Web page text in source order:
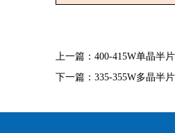
上一篇： 400-415W单晶半
下一篇： 335-355W多晶半